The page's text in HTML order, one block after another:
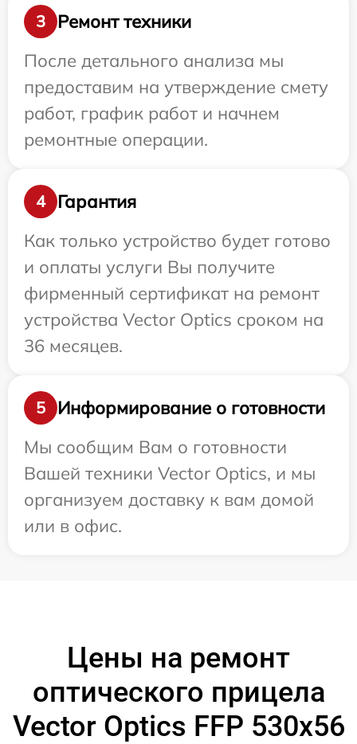
3
Ремонт техники
После детального анализа мы
предоставим на утверждение смету
работ, график работ и начнем
ремонтные операции.
4
Гарантия
Как только устройство будет готово
и оплаты услуги Вы получите
фирменный сертификат на ремонт
устройства Vector Optics сроком на
36 месяцев.
5
Информирование о готовности
Мы сообщим Вам о готовности
Вашей техники Vector Optics, и мы
организуем доставку к вам домой
или в офис.
Цены на ремонт
оптического прицела
Vector Optics FFP 530x56